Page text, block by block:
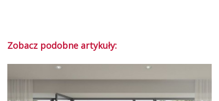
Zobacz podobne artykuły: